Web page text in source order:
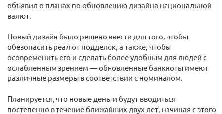
объявил о планах по обновлению дизайна национальной
валют.
Новый дизайн было решено ввести для того, чтобы
обезопасить реал от подделок, а также, чтобы
осовременить его и сделать более удобным для людей с
ослабленным зрением — обновленные банкноты имеют
различные размеры в соответствии с номиналом.
Планируется, что новые деньги будут вводиться
постепенно в течение ближайших двух лет, начиная с этого